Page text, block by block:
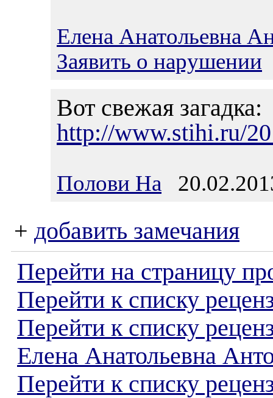
Елена Анатольевна
Заявить о нарушении
Вот свежая загадка:
http://www.stihi.ru/
Полови На
+ добавить замечания
Перейти на страницу
Перейти к списку
Перейти к списку
Елена Анатольевна
Перейти к списку